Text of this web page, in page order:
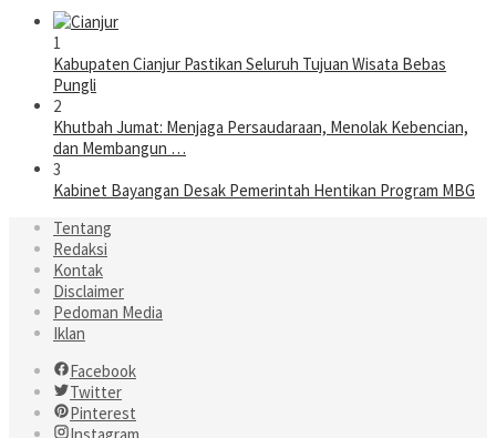
1
Kabupaten Cianjur Pastikan Seluruh Tujuan Wisata Bebas
Pungli
2
Khutbah Jumat: Menjaga Persaudaraan, Menolak Kebencian,
dan Membangun …
3
Kabinet Bayangan Desak Pemerintah Hentikan Program MBG
Tentang
Redaksi
Kontak
Disclaimer
Pedoman Media
Iklan
Facebook
Twitter
Pinterest
Instagram